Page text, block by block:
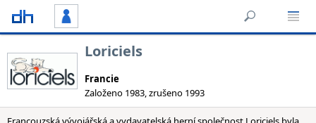
Loriciels
Francie
Založeno 1983, zrušeno 1993